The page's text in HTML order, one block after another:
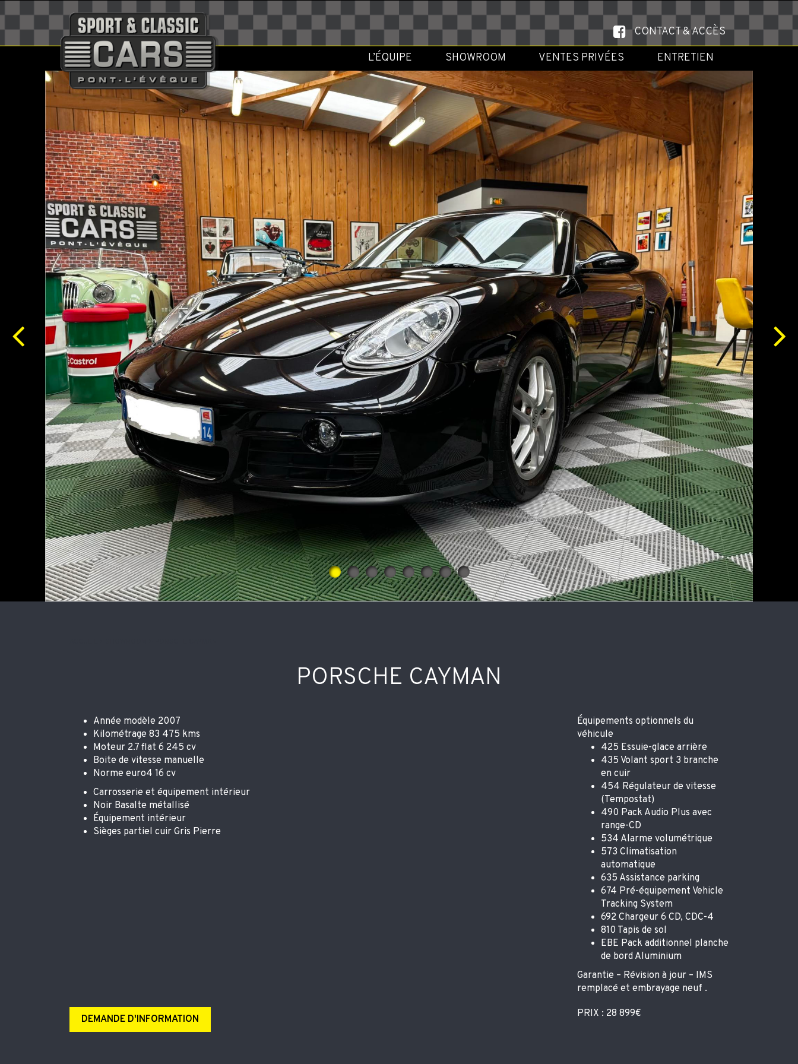
CONTACT & ACCÈS
L’ÉQUIPE
SHOWROOM VENTES PRIVÉES ENTRETIEN
PORSCHE CAYMAN
Année modèle 2007
Kilométrage 83 475 kms
Moteur 2.7 flat 6 245 cv
Boite de vitesse manuelle
Norme euro4 16 cv
Carrosserie et équipement intérieur
Noir Basalte métallisé
Équipement intérieur
Sièges partiel cuir Gris Pierre
Équipements optionnels du
véhicule
425 Essuie-glace arrière
435 Volant sport 3 branche
en cuir
454 Régulateur de vitesse
(Tempostat)
490 Pack Audio Plus avec
range-CD
534 Alarme volumétrique
573 Climatisation
automatique
635 Assistance parking
674 Pré-équipement Vehicle
Tracking System
692 Chargeur 6 CD, CDC-4
810 Tapis de sol
EBE Pack additionnel planche
de bord Aluminium
Garantie – Révision à jour – IMS
remplacé et embrayage neuf .
PRIX : 28 899€
DEMANDE D'INFORMATION